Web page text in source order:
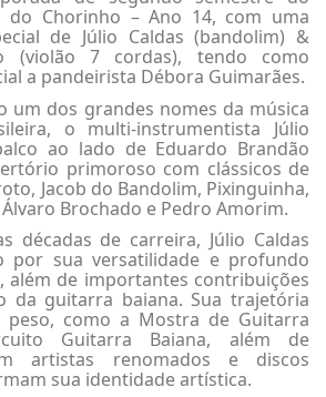
do Chorinho – Ano 14, com uma
de Júlio Caldas (bandolim) &
(violão 7 cordas), tendo como
a pandeirista Débora Guimarães.
um dos grandes nomes da música
o multi-instrumentista Júlio
ao lado de Eduardo Brandão
primoroso com clássicos de
Jacob do Bandolim, Pixinguinha,
Brochado e Pedro Amorim.
décadas de carreira, Júlio Caldas
por sua versatilidade e profundo
além de importantes contribuições
da guitarra baiana. Sua trajetória
como a Mostra de Guitarra
Guitarra Baiana, além de
artistas renomados e discos
sua identidade artística.